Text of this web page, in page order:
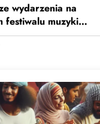
wydarzenia na
festiwalu muzyki